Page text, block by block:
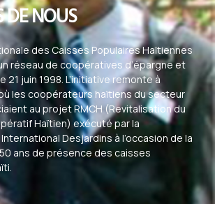
DE NOUS
des Caisses Populaires Haïtiennes
réseau de coopératives d’épargne et
juin 1998. L’initiative remonte à
les coopérateurs haïtiens du secteur
au projet RMCH (Revitalisation du
Haïtien) exécuté par la
Desjardins à l’occasion de la
ans de présence des caisses